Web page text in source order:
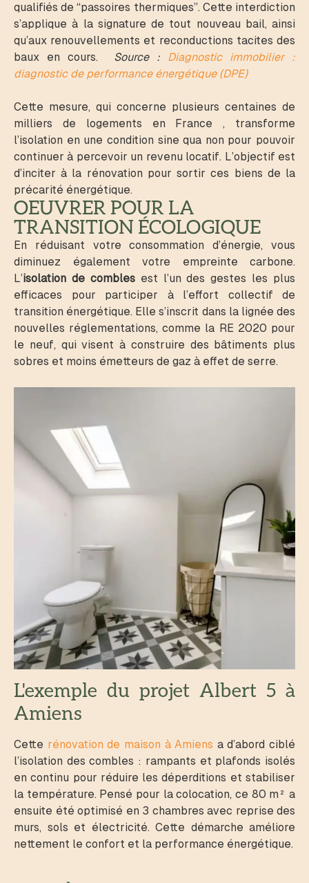
qualifiés de “passoires thermiques”. Cette interdiction
s’applique à la signature de tout nouveau bail, ainsi
qu’aux renouvellements et reconductions tacites des
baux en cours. Source : Diagnostic immobilier :
diagnostic de performance énergétique (DPE)
Cette mesure, qui concerne plusieurs centaines de
milliers de logements en France , transforme
l’isolation en une condition sine qua non pour pouvoir
continuer à percevoir un revenu locatif. L’objectif est
d’inciter à la rénovation pour sortir ces biens de la
précarité énergétique.
OEUVRER POUR LA
TRANSITION ÉCOLOGIQUE
En réduisant votre consommation d’énergie, vous
diminuez également votre empreinte carbone.
L’isolation de comblesest l’un des gestes les plus
efficaces pour participer à l’effort collectif de
transition énergétique. Elle s’inscrit dans la lignée des
nouvelles réglementations, comme la RE 2020 pour
le neuf, qui visent à construire des bâtiments plus
sobres et moins émetteurs de gaz à effet de serre.
L'exemple du projet Albert 5 à
Amiens
Cette rénovation de maison à Amiens a d’abord ciblé
l’isolation des combles : rampants et plafonds isolés
en continu pour réduire les déperditions et stabiliser
la température. Pensé pour la colocation, ce 80 m² a
ensuite été optimisé en 3 chambres avec reprise des
murs, sols et électricité. Cette démarche améliore
nettement le confort et la performance énergétique.